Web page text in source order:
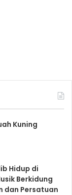
Kuning
Hidup di
Berkidung
dan Persatuan